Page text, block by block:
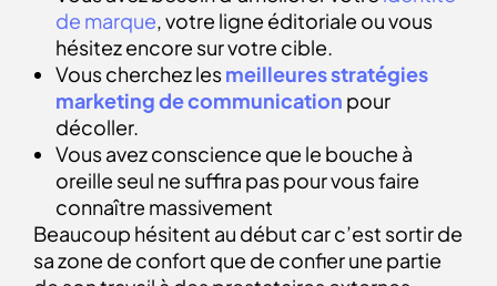
de marque, votre ligne éditoriale ou vous
hésitez encore sur votre cible.
Vous cherchez lesmeilleures stratégies
marketing de communication pour
décoller.
Vous avez conscience que le bouche à
oreille seul ne suffira pas pour vous faire
connaître massivement
Beaucoup hésitent au début car c’est sortir de
sa zone de confort que de confier une partie